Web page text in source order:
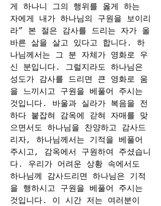
게 하나니 그의 행위를 옳게 하는
자에게 내가 하나님의 구원을 보이리
라” 본 절은 감사를 드리는 자가 올
바른 삶을 살고 있다고 합니다. 하
나님께서는 그 분 자체가 영화로 우
신 분입니다. 그럴지라도 하나님은
성도가 감사를 드리면 큰 영화로 움
을 느끼시고 구원을 베풀어 주시는
것입니다. 바울과 실라가 복음을 전
하다 붙잡혀 감옥에 갇혀 자매를 맞
으면서도 하나님을 찬양하고 감사드
리자, 하나님께서는 기적을 베풀어
주시고, 감옥에서 구원하여 주셨습니
다. 우리가 어려운 상황 속에서도
하나님께 감사드리면 하나님은 기적
을 행하시고 구원을 베풀어 주시는
것입니다. 이 시간 저는 여러분이